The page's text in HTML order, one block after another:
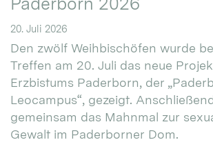
20. Juli 2026
Den zwölf Weihbischöfen wurde
Treffen am 20. Juli das neue
Erzbistums Paderborn, der
Leocampus“, gezeigt.
gemeinsam das Mahnmal zur
Gewalt im Paderborner Dom.